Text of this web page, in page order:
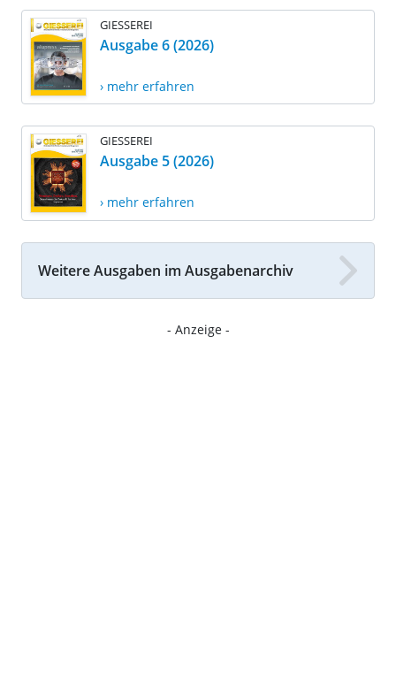
GIESSEREI
Ausgabe 6 (2026)
› mehr erfahren
GIESSEREI
Ausgabe 5 (2026)
› mehr erfahren
Weitere Ausgaben im Ausgabenarchiv
- Anzeige -